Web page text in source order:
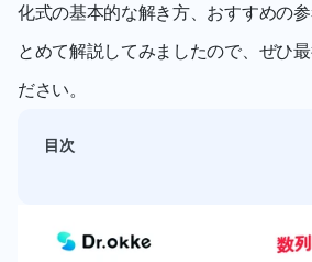
化式の基本的な解き方、おすすめの
とめて解説してみましたので、ぜひ
ださい。
目次